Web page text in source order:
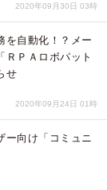
2020年09月30日 03時
を自動化！？メー
ＲＰＡロボパット
せ
2020年09月24日 01時
ー向け「コミュニ